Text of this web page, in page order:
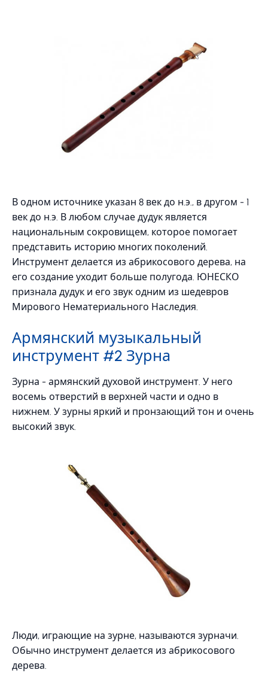
В одном источнике указан 8 век до н.э., в другом - 1
век до н.э. В любом случае дудук является
национальным сокровищем, которое помогает
представить историю многих поколений.
Инструмент делается из абрикосового дерева, на
его создание уходит больше полугода. ЮНЕСКО
признала дудук и его звук одним из шедевров
Мирового Нематериального Наследия.
Армянский музыкальный
инструмент #2 Зурна
Зурна - армянский духовой инструмент. У него
восемь отверстий в верхней части и одно в
нижнем. У зурны яркий и пронзающий тон и очень
высокий звук.
Люди, играющие на зурне, называются зурначи.
Обычно инструмент делается из абрикосового
дерева.